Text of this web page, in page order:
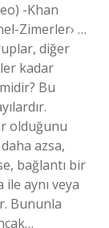
-Khan
Zimerler› …
diğer
kadar
Bu
olduğunu
azsa,
bağlantı bir
aynı veya
Bununla